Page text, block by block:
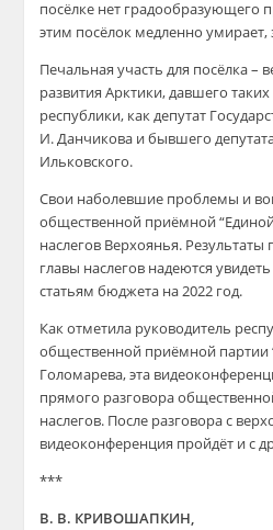
посёлке нет градообразующего
этим посёлок медленно умирает,
Печальная участь для посёлка
развития Арктики, давшего
республики, как депутат
И. Данчикова и бывшего
Ильковского.
Свои наболевшие проблемы и
общественной приёмной
наслегов Верхоянья.
главы наслегов надеются
статьям бюджета на 2022 год.
Как отметила руководитель
общественной приёмной партии
Голомарева, эта
прямого разговора
наслегов. После разговора с
видеоконференция пройдёт и с
***
В. В. КРИВОШАПКИН,